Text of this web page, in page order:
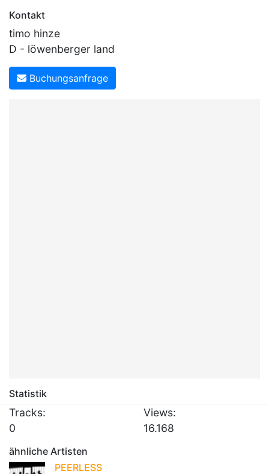
Kontakt
timo hinze
D - löwenberger land
Buchungsanfrage
Statistik
Tracks:
0
Views:
16.168
ähnliche Artisten
PEERLESS